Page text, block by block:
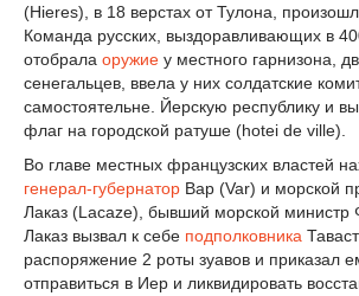
(Hieres), в 18 верстах от Тулона,
Команда русских, выздоравливающих в
отобрала оружие у местного гарнизона,
сенегальцев, ввела у них солдатские
самостоятельнe. Йерскую республику и
флаг на городской ратуше (hotei de ville).
Во главе местных французских властей
генерал-губернатор Вар (Var) и морской
Лаказ (Lacaze), бывший морской министр
Лаказ вызвал к себе подполковника
распоряжение 2 роты зуавов и приказал
отправиться в Иер и ликвидировать